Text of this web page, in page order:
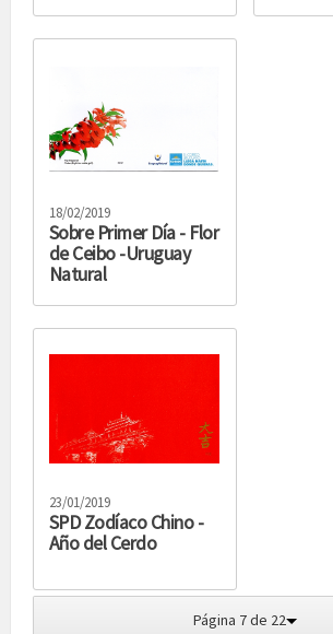
18/02/2019
Sobre Primer Día - Flor
de Ceibo -Uruguay
Natural
23/01/2019
SPD Zodíaco Chino -
Año del Cerdo
Página 7 de 22